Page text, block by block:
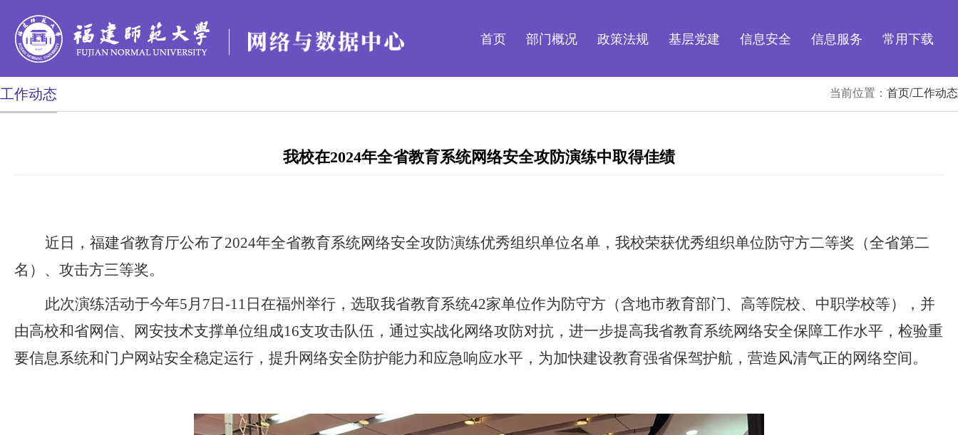
首页 部门概况 政策法规 基层党建 信息安全 信息服务 常用下载
当前位置： 首页/工作动态
工作动态
我校在2024年全省教育系统网络安全攻防演练中取得佳绩
近日，福建省教育厅公布了2024年全省教育系统网络安全攻防演练优秀组织单位名单，我校荣获优秀组织单位防守方二等奖（全省第二
名）、攻击方三等奖。
此次演练活动于今年5月7日-11日在福州举行，选取我省教育系统42家单位作为防守方（含地市教育部门、高等院校、中职学校等），并
由高校和省网信、网安技术支撑单位组成16支攻击队伍，通过实战化网络攻防对抗，进一步提高我省教育系统网络安全保障工作水平，检验重
要信息系统和门户网站安全稳定运行，提升网络安全防护能力和应急响应水平，为加快建设教育强省保驾护航，营造风清气正的网络空间。